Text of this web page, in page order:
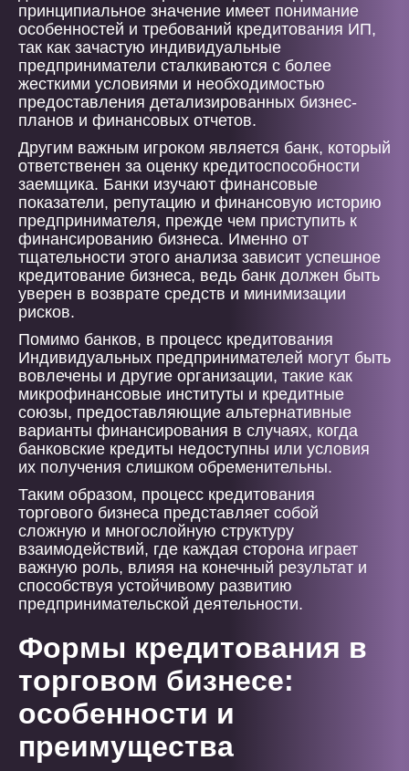
принципиальное значение имеет понимание
особенностей и требований кредитования ИП,
так как зачастую индивидуальные
предприниматели сталкиваются с более
жесткими условиями и необходимостью
предоставления детализированных бизнес-
планов и финансовых отчетов.
Другим важным игроком является банк, который
ответственен за оценку кредитоспособности
заемщика. Банки изучают финансовые
показатели, репутацию и финансовую историю
предпринимателя, прежде чем приступить к
финансированию бизнеса. Именно от
тщательности этого анализа зависит успешное
кредитование бизнеса, ведь банк должен быть
уверен в возврате средств и минимизации
рисков.
Помимо банков, в процесс кредитования
Индивидуальных предпринимателей могут быть
вовлечены и другие организации, такие как
микрофинансовые институты и кредитные
союзы, предоставляющие альтернативные
варианты финансирования в случаях, когда
банковские кредиты недоступны или условия
их получения слишком обременительны.
Таким образом, процесс кредитования
торгового бизнеса представляет собой
сложную и многослойную структуру
взаимодействий, где каждая сторона играет
важную роль, влияя на конечный результат и
способствуя устойчивому развитию
предпринимательской деятельности.
Формы кредитования в
торговом бизнесе:
особенности и
преимущества